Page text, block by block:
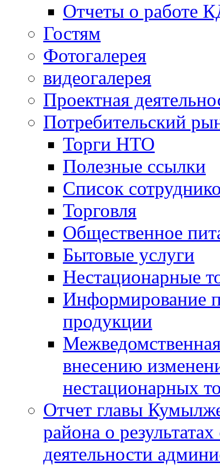
Отчеты о работе
Гостям
Фотогалерея
видеогалерея
Проектная
Потребительский
Торги НТО
Полезные ссылки
Список
Торговля
Общественное
Бытовые услуги
Нестационарные
Информирование
продукции
внесению
нестационарных
Отчет главы
района о
деятельности